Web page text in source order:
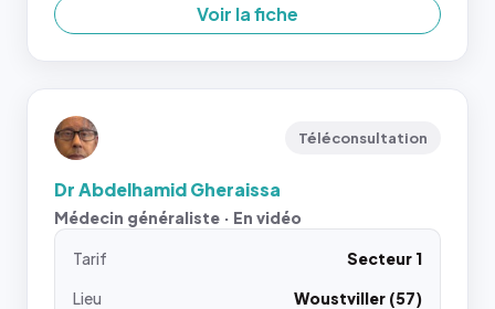
Voir la fiche
Téléconsultation
Dr Abdelhamid Gheraissa
Médecin généraliste · En vidéo
Tarif
Secteur 1
Lieu
Woustviller (57)